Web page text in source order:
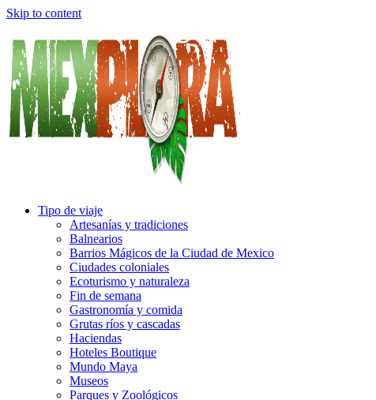
Skip to content
Tipo de viaje
Artesanías y tradiciones
Balnearios
Barrios Mágicos de la Ciudad de Mexico
Ciudades coloniales
Ecoturismo y naturaleza
Fin de semana
Gastronomía y comida
Grutas ríos y cascadas
Haciendas
Hoteles Boutique
Mundo Maya
Museos
Parques y Zoológicos